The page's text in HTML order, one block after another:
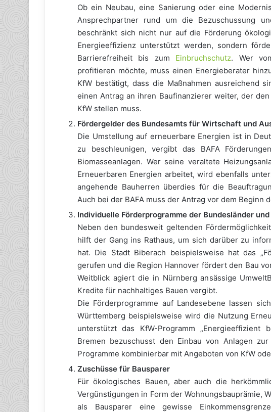
Ob ein Neubau, eine Sanierung oder eine
Ansprechpartner rund um die Bezuschussung
beschränkt sich nicht nur auf die Förderung
Energieeffizienz unterstützt werden, sondern
Barrierefreiheit bis zum Einbruchschutz. Wer
profitieren möchte, muss einen Energieberater
KfW bestätigt, dass die Maßnahmen ausreichend
einen Antrag an ihren Baufinanzierer weiter, der
KfW stellen muss.
Fördergelder des Bundesamts für Wirtschaft und
Die Umstellung auf erneuerbare Energien ist in
zu beschleunigen, vergibt das BAFA
Biomasseanlagen. Wer seine veraltete
Erneuerbaren Energien arbeitet, wird ebenfalls
angehende Bauherren überdies für die
Auch bei der BAFA muss der Antrag vor dem Beginn
Individuelle Förderprogramme der Bundesländer und
Neben den bundesweit geltenden
hilft der Gang ins Rathaus, um sich darüber zu
hat. Die Stadt Biberach beispielsweise hat das
gerufen und die Region Hannover fördert den Bau
Weitblick agiert die in Nürnberg ansässige
Kredite für nachhaltiges Bauen vergibt.
Die Förderprogramme auf Landesebene lassen
Württemberg beispielsweise wird die Nutzung
unterstützt das KfW-Programm „Energieeffizient
Bremen bezuschusst den Einbau von Anlagen zur
Programme kombinierbar mit Angeboten von KfW
Zuschüsse für Bausparer
Für ökologisches Bauen, aber auch die
Vergünstigungen in Form der Wohnungsbauprämie,
als Bausparer eine gewisse